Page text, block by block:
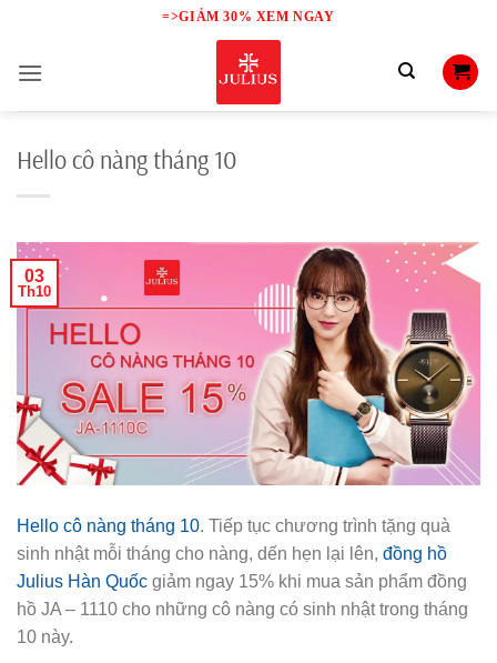
content
=>GIẢM 30% XEM NGAY
Hello cô nàng tháng 10
03
Th10
Hello cô nàng tháng 10. Tiếp tục chương trình tặng quà
sinh nhật mỗi tháng cho nàng, dến hẹn lại lên, đồng hồ
Julius Hàn Quốc giảm ngay 15% khi mua sản phẩm đồng
hồ JA – 1110 cho những cô nàng có sinh nhật trong tháng
10 này.